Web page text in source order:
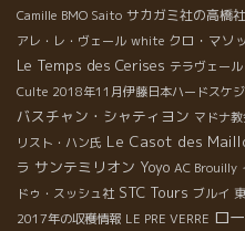
Camille BMO Saito サカガミ社の高橋
アレ・レ・ヴェール white クロ・マソ
Le Temps des Cerises テラヴェール
Culte 2018年11月伊藤日本ハードスケ
バスチャン・シャティヨン マドナ
リスト・ハン氏 Le Casot des
ラ サンテミリオン Yoyo AC Brouilly
ドゥ・スッシュ社 STC Tours ブルイ
2017年の収穫情報 LE PRE VERRE ロ